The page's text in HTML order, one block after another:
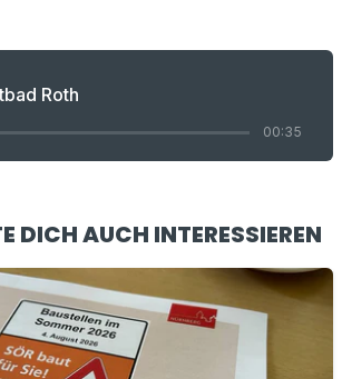
Roth
00:35
DICH AUCH INTERESSIEREN